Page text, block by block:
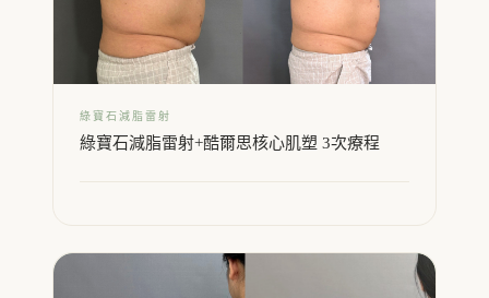
綠寶石減脂雷射
綠寶石減脂雷射+酷爾思核心肌塑 3次療程